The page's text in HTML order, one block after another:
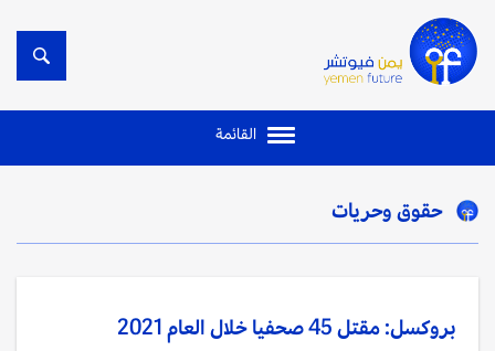
القائمة
حقوق وحريات
بروكسل: مقتل 45 صحفيا خلال العام 2021